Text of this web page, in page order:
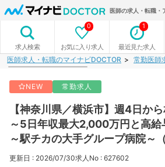
医師の求人・転職・
求人検索 お気に入り求人
0
最近見た求人
1
医師求人・転職のマイナビDOCTOR 常勤医師
NEW 常勤求人
【神奈川県／横浜市】週4日か
～5日年収最大2,000万円と高給
～駅チカの大手グループ病院～
更新日 : 2026/07/30求人No : 627602